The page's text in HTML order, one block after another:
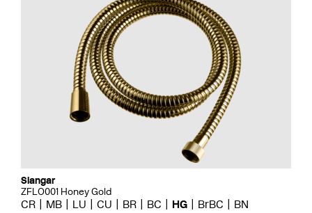
Slangar
ZFLO001 Honey Gold
CR MB LU CU BR BC HG BrBC BN